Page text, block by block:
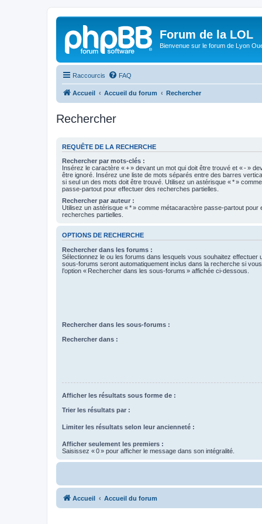
Forum de la LOL
Bienvenue sur le forum de Lyon
Raccourcis FAQ
Accueil Accueil du forum Rechercher
Rechercher
REQUÊTE DE LA RECHERCHE
Rechercher par mots-clés :
Insérez le caractère « + » devant un mot qui doit être trouvé et « - »
être ignoré. Insérez une liste de mots séparés entre des barres
si seul un des mots doit être trouvé. Utilisez un astérisque « * »
passe-partout pour effectuer des recherches partielles.
Rechercher par auteur :
Utilisez un astérisque « * » comme métacaractère passe-partout pour
recherches partielles.
OPTIONS DE RECHERCHE
Rechercher dans les forums :
Sélectionnez le ou les forums dans lesquels vous souhaitez effectuer
sous-forums seront automatiquement inclus dans la recherche si
l’option « Rechercher dans les sous-forums » affichée ci-dessous.
Rechercher dans les sous-forums :
Rechercher dans :
Afficher les résultats sous forme de :
Trier les résultats par :
Limiter les résultats selon leur ancienneté :
Afficher seulement les premiers :
Saisissez « 0 » pour afficher le message dans son intégralité.
Accueil Accueil du forum